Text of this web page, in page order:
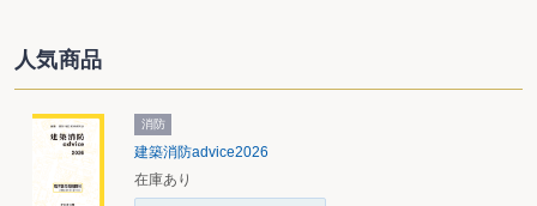
人気商品
消防
建築消防advice2026
在庫あり